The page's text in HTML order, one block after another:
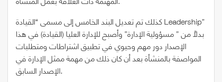
كذلك تم تعديل البند الخامس إلى مسمى “القيادة Leadership”
بدلاً من ” مسؤولية الإدارة” وأصبح للإدارة العليا (القيادة) في هذا
الإصدار دور مهم وحيوي في تطبيق اشتراطات ومتطلبات
المواصفة بالمنشأة بعد أن كان ذلك من مهمة ممثل الإدارة في
الإصدار السابق.